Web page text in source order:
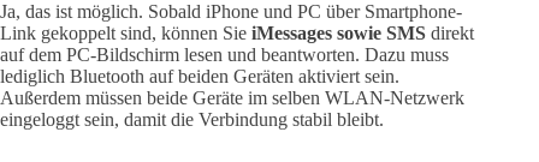
Ja, das ist möglich. Sobald iPhone und PC über Smartphone-
Link gekoppelt sind, können Sie iMessages sowie SMS direkt
auf dem PC-Bildschirm lesen und beantworten. Dazu muss
lediglich Bluetooth auf beiden Geräten aktiviert sein.
Außerdem müssen beide Geräte im selben WLAN-Netzwerk
eingeloggt sein, damit die Verbindung stabil bleibt.